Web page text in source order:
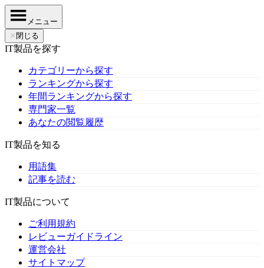
メニュー
✕ 閉じる
IT製品を探す
カテゴリーから探す
ランキングから探す
年間ランキングから探す
専門家一覧
あなたの閲覧履歴
IT製品を知る
用語集
記事を読む
IT製品について
ご利用規約
レビューガイドライン
運営会社
サイトマップ